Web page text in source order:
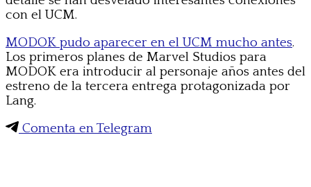
con el UCM.
MODOK pudo aparecer en el UCM mucho antes.
Los primeros planes de Marvel Studios para
MODOK era introducir al personaje años antes del
estreno de la tercera entrega protagonizada por
Lang.
Comenta en Telegram